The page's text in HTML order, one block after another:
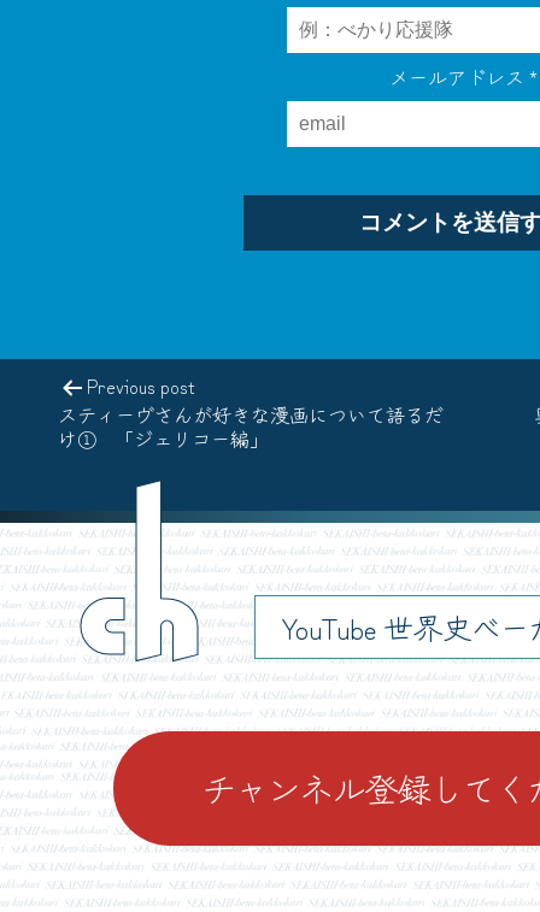
メールアドレス *
Previous post
スティーヴさんが好きな漫画について語るだ
け① 「ジェリコー編」
YouTube 世界史べ
ch
チャンネル登録して